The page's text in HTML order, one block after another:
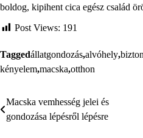
boldog, kipihent cica egész család
Post Views: 191
Taggedállatgondozás,alvóhely,
kényelem,macska,otthon
Bejegyzés
navigáció
Macska vemhesség jelei és
gondozása lépésről lépésre